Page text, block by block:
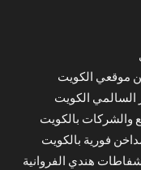
موقعي الكويت
الكويت
والشركات بالكويت
فورية بالكويت
هندي الفروانية